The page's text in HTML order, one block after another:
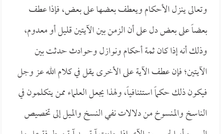
وتعالى ينزل الأحكام ويعطف بعضها على بعض، فإذا عطف
بعضاً على بعض دل على أن الزمن بين الآيتين قليل أو معدوم،
وذلك أنه إذا كان ثمة أحكام ونوازل وحوادث حدثت بين
الآيتين؛ فإن عطف الآية على الأخرى يقل في كلام الله عز وجل
فيكون ذلك حكماً استئنافياً، ولهذا يجعل العلماء ممن يتكلمون في
الناسخ والمنسوخ من دلالات نفي النسخ والميل إلى تخصيص